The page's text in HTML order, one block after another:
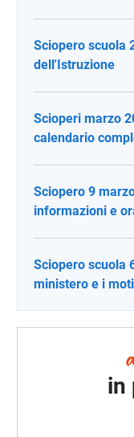
Sciopero scuola
dell'Istruzione
Scioperi marzo
calendario
Sciopero 9
informazioni e
Sciopero scuola
ministero e i
in